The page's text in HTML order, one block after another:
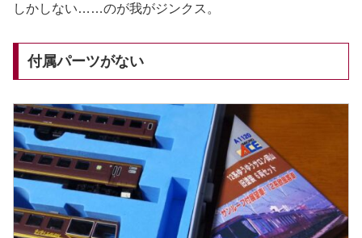
しかしない……のが我がジンクス。
付属パーツがない